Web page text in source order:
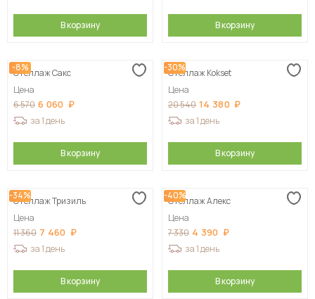
В корзину В корзину
-8%
Стеллаж Сакс
Цена
6 570 6 060
за 1 день
В корзину
-30%
Стеллаж Kokset
Цена
20 540 14 380
за 1 день
В корзину
-34%
Стеллаж Тризиль
Цена
11 360 7 460
за 1 день
В корзину
-40%
Стеллаж Алекс
Цена
7 330 4 390
за 1 день
В корзину